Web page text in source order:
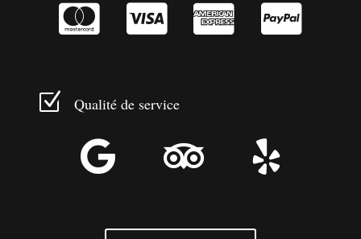
   
Z Qualité de service
  